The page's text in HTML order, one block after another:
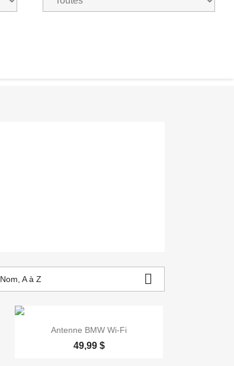
Nom, A à Z 
 Aperçu rapide
Antenne BMW Wi-Fi
49,99 $